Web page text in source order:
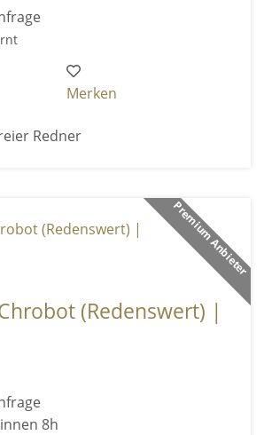
Merken
Redner
Premium Anbieter
(Redenswert) |
8h